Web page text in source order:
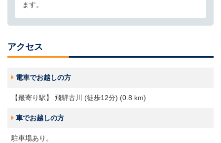
ます。
アクセス
電車でお越しの方
【最寄り駅】 飛騨古川 (徒歩12分) (0.8 km)
車でお越しの方
駐車場あり。